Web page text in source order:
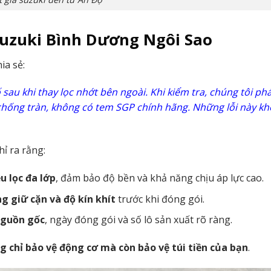
Bình Dương Ngôi Sao
sẻ:
khi thay lọc nhớt bên ngoài. Khi kiểm tra, chúng tôi
tràn, không có tem SGP chính hãng. Những lỗi này
ra rằng:
lọc đa lớp, đảm bảo độ bền và khả năng chịu áp lực cao.
giữ cặn và độ kín khít trước khi đóng gói.
gốc, ngày đóng gói và số lô sản xuất rõ ràng.
chỉ bảo vệ động cơ mà còn bảo vệ túi tiền của bạn.